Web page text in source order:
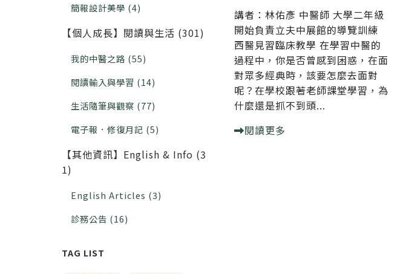
簡報設計美學 (4)
【個人成長】閱讀與生活 (301)
我的中醫之路 (55)
閱讀輸入與學習 (14)
生活隨筆與觀察 (77)
電子報．修復月記 (5)
【其他資訊】English & Info (3
1)
English Articles (3)
診務公告 (16)
講者：林佑彥 中醫師 大學二年級
開始負責立夫中展館的導覽訓練
西醫見習臨床教學 在學習中醫的
過程中，你是否曾感到困惑，在面
對眾多經典時，該要怎麼去面對
呢？在學校跟著老師課堂學習，為
什麼還是抓不到頭...
閱讀更多